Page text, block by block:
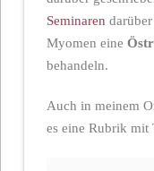
Seminaren
Myomen eine
behandeln.
Auch in meinem
es eine Rubrik mit